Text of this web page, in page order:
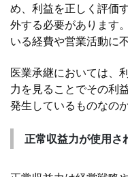
め、利益を正しく評価
外する必要があります
いる経費や営業活動に
医業承継においては、
力を見ることでその利
発生しているものなの
正常収益力が使用さ